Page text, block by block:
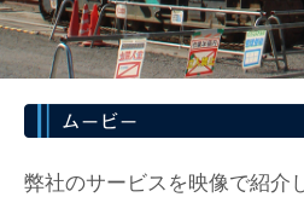
弊社のサービスを映像で紹介